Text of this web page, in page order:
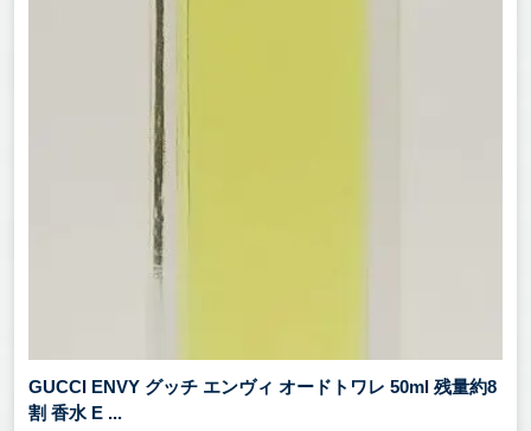
GUCCI ENVY グッチ エンヴィ オードトワレ 50ml 残量約8
割 香水 E ...